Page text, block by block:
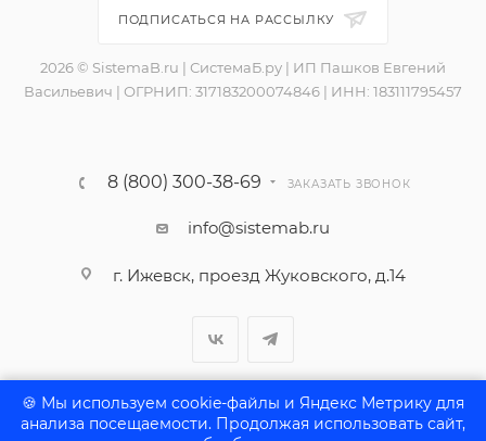
ПОДПИСАТЬСЯ НА РАССЫЛКУ
2026 © SistemaB.ru | СистемаБ.ру | ИП Пашков Евгений
Васильевич | ОГРНИП: 317183200074846 | ИНН: 183111795457
8 (800) 300-38-69 ЗАКАЗАТЬ ЗВОНОК
info@sistemab.ru
г. Ижевск, проезд Жуковского, д.14
🍪 Мы используем cookie-файлы и Яндекс Метрику для
анализа посещаемости. Продолжая использовать сайт,